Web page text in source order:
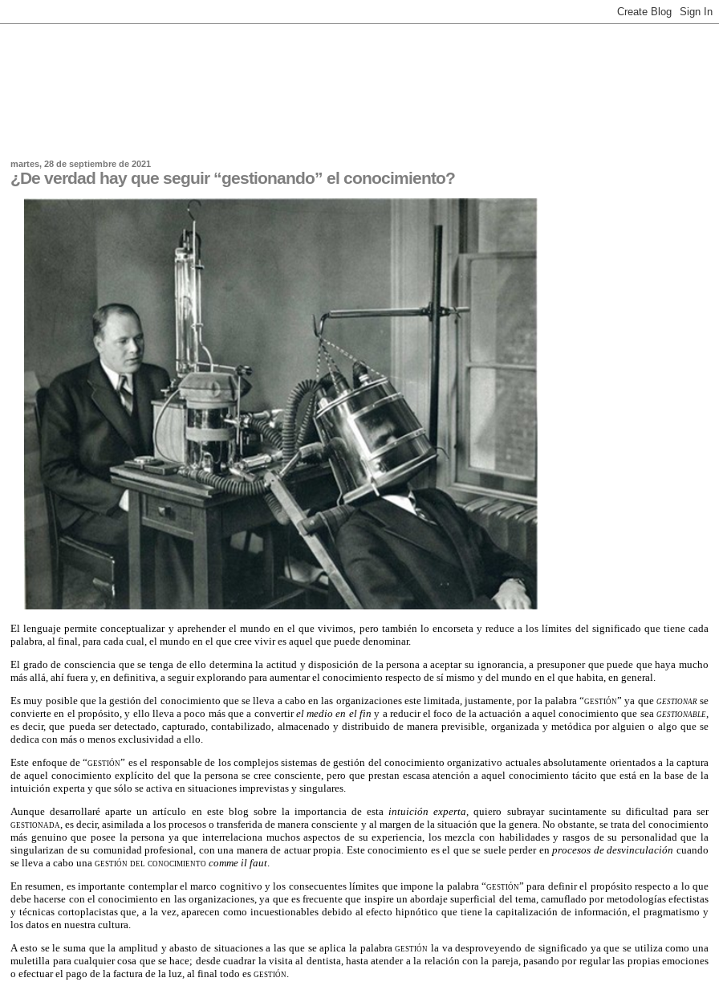
martes, 28 de septiembre de 2021
¿De verdad hay que seguir “gestionando” el conocimiento?
El lenguaje permite conceptualizar y aprehender el mundo en el que vivimos, pero también lo encorseta y reduce a los límites del significado que tiene cada
palabra, al final, para cada cual, el mundo en el que cree vivir es aquel que puede denominar.
El grado de consciencia que se tenga de ello determina la actitud y disposición de la persona a aceptar su ignorancia, a presuponer que puede que haya mucho
más allá, ahí fuera y, en definitiva, a seguir explorando para aumentar el conocimiento respecto de sí mismo y del mundo en el que habita, en general.
Es muy posible que la gestión del conocimiento que se lleva a cabo en las organizaciones este limitada, justamente, por la palabra“gestión” ya que gestionarse
convierte en el propósito, y ello lleva a poco más que a convertirel medio en el finy a reducir el foco de la actuación a aquel conocimiento que seagestionable,
es decir, que pueda ser detectado, capturado, contabilizado, almacenado y distribuido de manera previsible, organizada y metódica por alguien o algo que se
dedica con más o menos exclusividad a ello.
Este enfoque de “gestión” es el responsable de los complejos sistemas de gestión del conocimiento organizativo actuales absolutamente orientados a la captura
de aquel conocimiento explícito del que la persona se cree consciente, pero que prestan escasa atención a aquel conocimiento tácito que está en la base de la
intuición experta y que sólo se activa en situaciones imprevistas y singulares.
Aunque desarrollaré aparte un artículo en este blog sobre la importancia de estaintuición experta, quiero subrayar sucintamente su dificultad para ser
gestionada, es decir, asimilada a los procesos o transferida de manera consciente y al margen de la situación que la genera. No obstante, se trata del conocimiento
más genuino que posee la persona ya que interrelaciona muchos aspectos de su experiencia, los mezcla con habilidades y rasgos de su personalidad que la
singularizan de su comunidad profesional, con una manera de actuar propia. Este conocimiento es el que se suele perder enprocesos de desvinculación cuando
se lleva a cabo unagestión del conocimiento comme il faut.
En resumen, es importante contemplar el marco cognitivo y los consecuentes límites que impone la palabra “gestión” para definir el propósito respecto a lo que
debe hacerse con el conocimiento en las organizaciones, ya que es frecuente que inspire un abordaje superficial del tema, camuflado por metodologías efectistas
y técnicas cortoplacistas que, a la vez, aparecen como incuestionables debido al efecto hipnótico que tiene la capitalización de información, el pragmatismo y
los datos en nuestra cultura.
A esto se le suma que la amplitud y abasto de situaciones a las que se aplica la palabragestión la va desproveyendo de significado ya que se utiliza como una
muletilla para cualquier cosa que se hace; desde cuadrar la visita al dentista, hasta atender a la relación con la pareja, pasando por regular las propias emociones
o efectuar el pago de la factura de la luz, al final todo esgestión.